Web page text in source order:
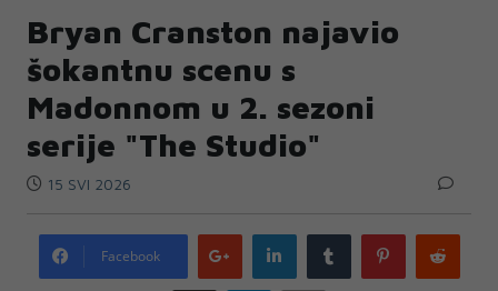
Bryan Cranston najavio
šokantnu scenu s
Madonnom u 2. sezoni
serije "The Studio"
15 SVI 2026
Facebook
Google
plus
LinkedIn Tumblr Pinterest